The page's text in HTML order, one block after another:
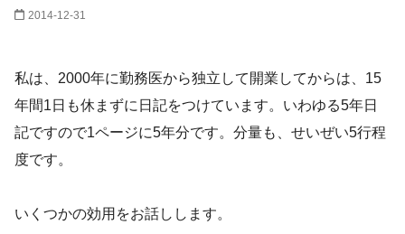
2014-12-31
私は、2000年に勤務医から独立して開業してからは、15
年間1日も休まずに日記をつけています。いわゆる5年日
記ですので1ページに5年分です。分量も、せいぜい5行程
度です。
いくつかの効用をお話しします。